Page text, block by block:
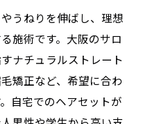
うねりを伸ばし、理想
施術です。大阪のサロ
ナチュラルストレート
矯正など、希望に合わ
自宅でのヘアセットが